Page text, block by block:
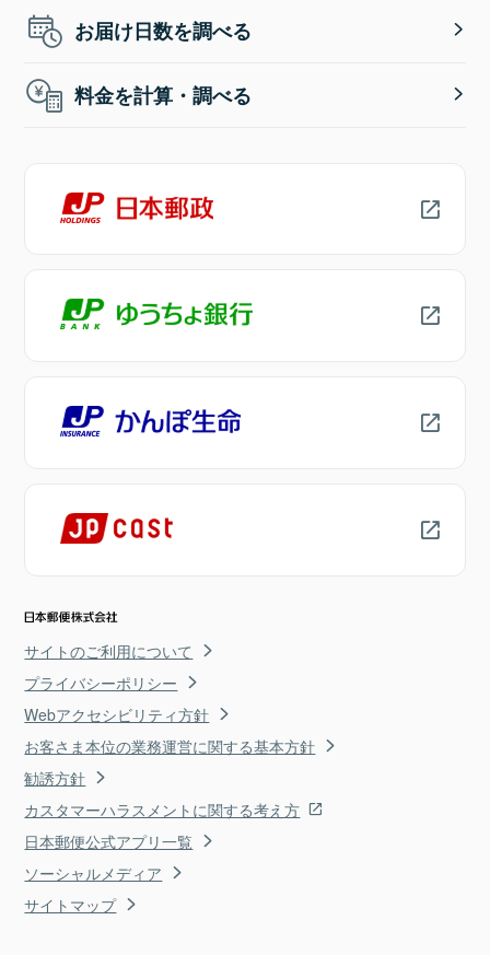
お届け日数を調べる
料金を計算・調べる
サイトのご利用について
プライバシーポリシー
Webアクセシビリティ方針
お客さま本位の業務運営に関する基本方針
勧誘方針
カスタマーハラスメントに関する考え方
日本郵便公式アプリ一覧
ソーシャルメディア
サイトマップ